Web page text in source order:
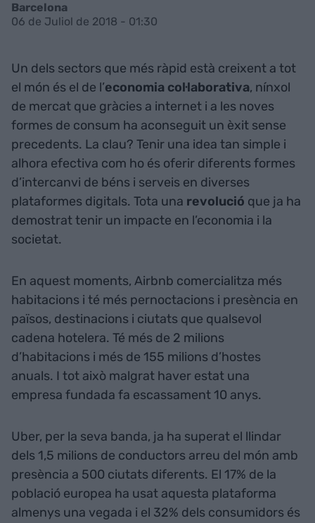
Barcelona
06 de Juliol de 2018 - 01:30
Un dels sectors que més ràpid està creixent a tot
el món és el de l’economia col·laborativa, nínxol
de mercat que gràcies a internet i a les noves
formes de consum ha aconseguit un èxit sense
precedents. La clau? Tenir una idea tan simple i
alhora efectiva com ho és oferir diferents formes
d’intercanvi de béns i serveis en diverses
plataformes digitals. Tota una revolució que ja ha
demostrat tenir un impacte en l’economia i la
societat.
En aquest moments, Airbnb comercialitza més
habitacions i té més pernoctacions i presència en
països, destinacions i ciutats que qualsevol
cadena hotelera. Té més de 2 milions
d’habitacions i més de 155 milions d’hostes
anuals. I tot això malgrat haver estat una
empresa fundada fa escassament 10 anys.
Uber, per la seva banda, ja ha superat el llindar
dels 1,5 milions de conductors arreu del món amb
presència a 500 ciutats diferents. El 17% de la
població europea ha usat aquesta plataforma
almenys una vegada i el 32% dels consumidors és